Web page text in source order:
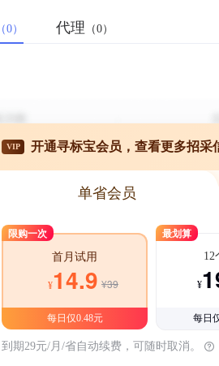
（0） 代理 （0）
VIP 开通寻标宝会员，查看更多招采
单省会员
限购一次
首月试用
¥14.9 ¥39
每日仅0.48元
最划算
12
¥
每日
到期29元/月/省自动续费，可随时取消。